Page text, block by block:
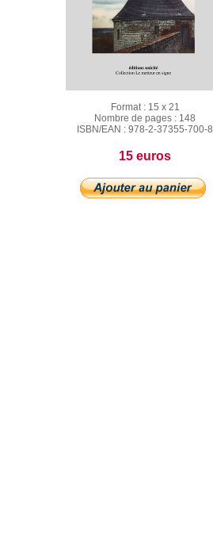
Format : 15 x 21
Nombre de pages : 148
ISBN/EAN : 978-2-37355-700-8
15 euros